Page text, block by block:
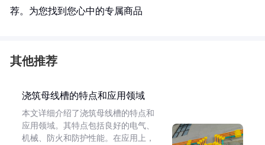
荐。为您找到您心中的专属商品
其他推荐
浇筑母线槽的特点和应用领域
本文详细介绍了浇筑母线槽的特点和
应用领域。其特点包括良好的电气、
机械、防火和防护性能。在应用上，